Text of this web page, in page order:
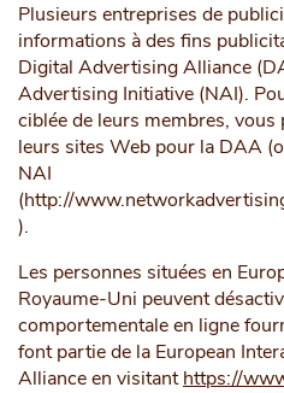
Plusieurs entreprises de
informations à des fins
Digital Advertising Alliance
Advertising Initiative (NAI).
ciblée de leurs membres,
leurs sites Web pour la DAA
NAI
(http://
).
Les personnes situées en
Royaume-Uni peuvent
comportementale en ligne
font partie de la European
Alliance en visitanthttps://